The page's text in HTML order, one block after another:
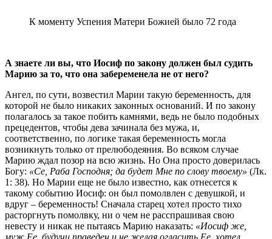
К моменту Успения Матери Божией было 72 года
А знаете ли вы, что Иосиф по закону должен был судить
Марию за то, что она забеременела не от него?
Ангел, по сути, возвестил Марии такую беременность, для
которой не было никаких законных оснований. И по закону
полагалось за такое побить камнями, ведь не было подобных
прецедентов, чтобы дева зачинала без мужа, и,
соответственно, по логике такая беременность могла
возникнуть только от прелюбодеяния. Во всяком случае
Марию ждал позор на всю жизнь. Но Она просто доверилась
Богу: «Се, Раба Господня; да будет Мне по слову твоему» (Лк.
1: 38). Но Марии еще не было известно, как отнесется к
такому событию Иосиф: он был помолвлен с девушкой, и
вдруг – беременность! Сначала старец хотел просто тихо
расторгнуть помолвку, ни о чем не расспрашивая свою
невесту и никак не пытаясь Марию наказать: «Иосиф же,